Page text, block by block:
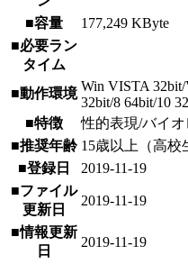
■容量
177,249 KByte
■必要ラン
タイム
■動作環境 Win VISTA
32bit/8 64bit/10
■特徴
性的表現/バイオ
■推奨年齢 15歳以上（高校
■登録日
2019-11-19
■ファイル
更新日
2019-11-19
■情報更新
日
2019-11-19